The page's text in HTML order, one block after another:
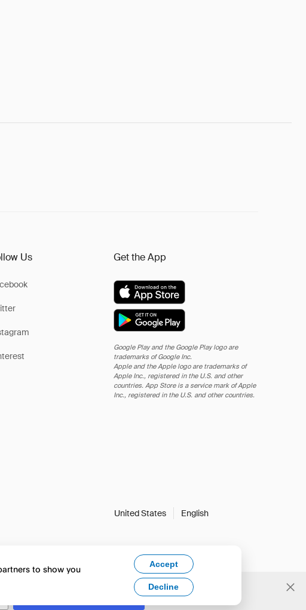
Us Get the App
Google Play and the Google Play logo are
trademarks of Google Inc.
Apple and the Apple logo are trademarks of
Apple Inc., registered in the U.S. and other
countries. App Store is a service mark of Apple
Inc., registered in the U.S. and other countries.
United States English
to show you
Accept
Decline